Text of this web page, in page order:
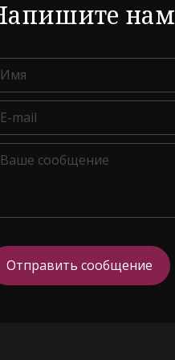
нам
Отправить сообщение